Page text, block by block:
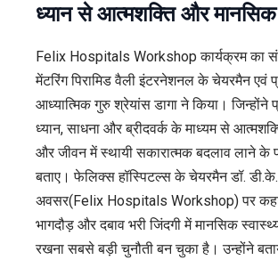
ध्यान से आत्मशक्ति और
Felix Hospitals Workshop कार्यक्रम का
मेंटरिंग पिरामिड वैली इंटरनेशनल के चेयरमैन एवं
आध्यात्मिक गुरु श्रेयांस डागा ने किया। जिन्होंने
ध्यान, साधना और ब्रीदवर्क के माध्यम से
और जीवन में स्थायी सकारात्मक बदलाव लाने के
बताए। फेलिक्स हॉस्पिटल्स के चेयरमैन डॉ.
अवसर(Felix Hospitals Workshop) पर
भागदौड़ और दबाव भरी जिंदगी में मानसिक
रखना सबसे बड़ी चुनौती बन चुका है। उन्होंने